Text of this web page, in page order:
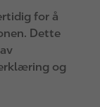
for å
Dette
og